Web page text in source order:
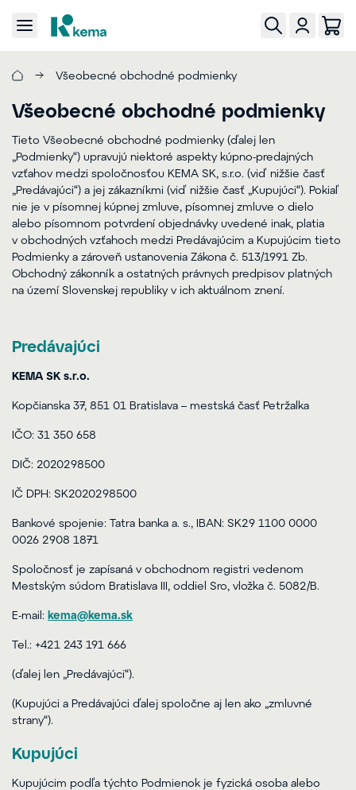
Všeobecné obchodné podmienky
Všeobecné obchodné podmienky
Tieto Všeobecné obchodné podmienky (ďalej len
„Podmienky“) upravujú niektoré aspekty kúpno-predajných
vzťahov medzi spoločnosťou KEMA SK, s.r.o. (viď nižšie časť
„Predávajúci“) a jej zákazníkmi (viď nižšie časť „Kupujúci“). Pokiaľ
nie je v písomnej kúpnej zmluve, písomnej zmluve o dielo
alebo písomnom potvrdení objednávky uvedené inak, platia
v obchodných vzťahoch medzi Predávajúcim a Kupujúcim tieto
Podmienky a zároveň ustanovenia Zákona č. 513/1991 Zb.
Obchodný zákonník a ostatných právnych predpisov platných
na území Slovenskej republiky v ich aktuálnom znení.
Predávajúci
KEMA SK s.r.o.
Kopčianska 37, 851 01 Bratislava – mestská časť Petržalka
IČO: 31 350 658
DIČ: 2020298500
IČ DPH: SK2020298500
Bankové spojenie: Tatra banka a. s., IBAN: SK29 1100 0000
0026 2908 1871
Spoločnosť je zapísaná v obchodnom registri vedenom
Mestským súdom Bratislava III, oddiel Sro, vložka č. 5082/B.
E-mail: kema@kema.sk
Tel.: +421 243 191 666
(ďalej len „Predávajúci“).
(Kupujúci a Predávajúci ďalej spoločne aj len ako „zmluvné
strany“).
Kupujúci
Kupujúcim podľa týchto Podmienok je fyzická osoba alebo